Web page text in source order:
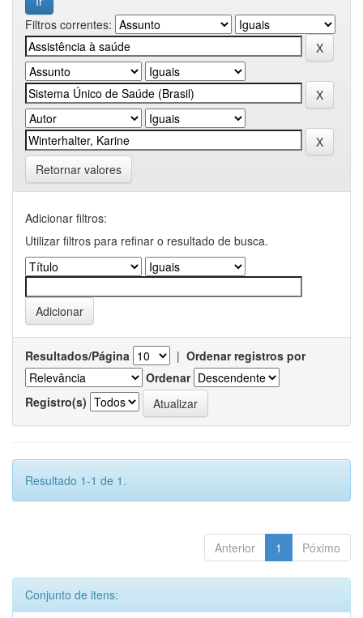
Filtros correntes:
Retornar valores
Adicionar filtros:
Utilizar filtros para refinar o resultado de busca.
Resultados/Página | Ordenar registros por
Ordenar
Registro(s)
Resultado 1-1 de 1.
Anterior 1 Póximo
Conjunto de itens: